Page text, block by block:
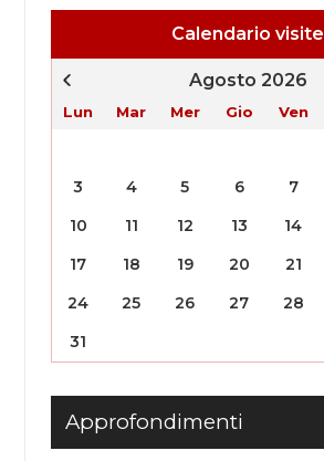
Calendario visite
Agosto 2026
Lun Mar Mer Gio Ven
3
4 5 6 7
10
11 12 13 14
17 18 19 20 21
24
25 26 27 28
31
Approfondimenti